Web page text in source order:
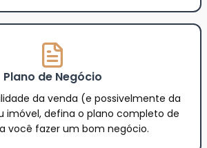
Plano de Negócio
da venda (e possivelmente da
imóvel, defina o plano completo de
você fazer um bom negócio.